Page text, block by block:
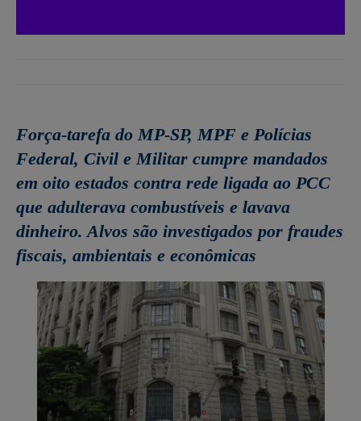
Força-tarefa do MP-SP, MPF e Polícias
Federal, Civil e Militar cumpre mandados
em oito estados contra rede ligada ao PCC
que adulterava combustíveis e lavava
dinheiro. Alvos são investigados por fraudes
fiscais, ambientais e econômicas